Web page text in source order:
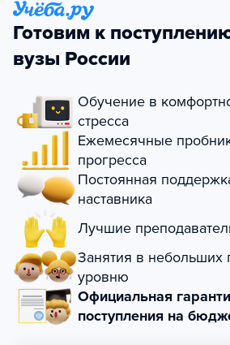
Готовим к
вузы России
Обучение в
стресса
Ежемесячные
прогресса
Постоянная
наставника
Лучшие
Занятия в небольших
уровню
Официальная
поступления на